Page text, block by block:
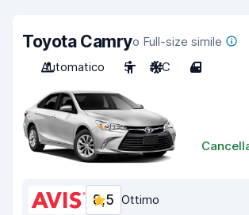
Toyota Camryo Full-size simile
Automatico
5 A/C 4
8,5 Ottimo